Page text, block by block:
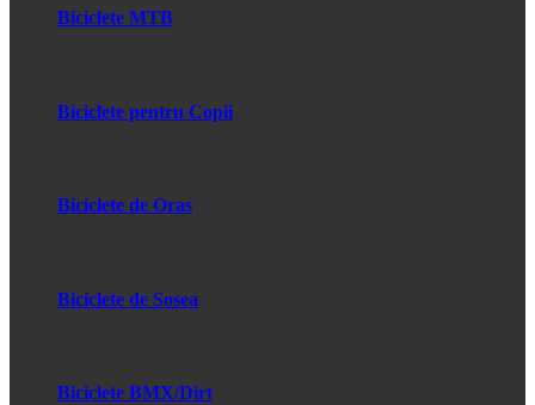
Biciclete MTB
Biciclete pentru Copii
Biciclete de Oras
Biciclete de Sosea
Biciclete BMX/Dirt